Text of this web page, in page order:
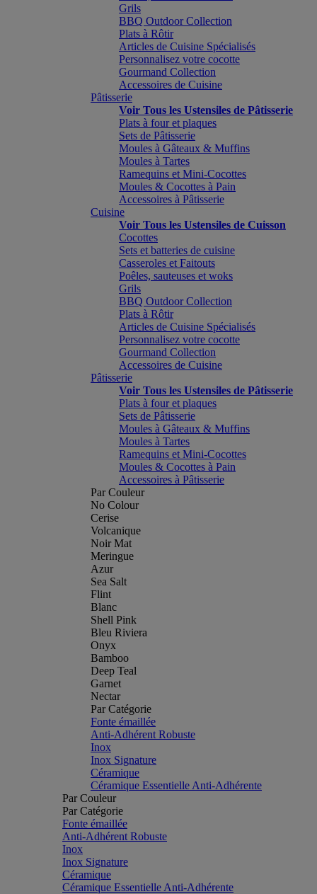
Grils
BBQ Outdoor Collection
Plats à Rôtir
Articles de Cuisine Spécialisés
Personnalisez votre cocotte
Gourmand Collection
Accessoires de Cuisine
Pâtisserie
Voir Tous les Ustensiles de Pâtisserie
Plats à four et plaques
Sets de Pâtisserie
Moules à Gâteaux & Muffins
Moules à Tartes
Ramequins et Mini-Cocottes
Moules & Cocottes à Pain
Accessoires à Pâtisserie
Cuisine
Voir Tous les Ustensiles de Cuisson
Cocottes
Sets et batteries de cuisine
Casseroles et Faitouts
Poêles, sauteuses et woks
Grils
BBQ Outdoor Collection
Plats à Rôtir
Articles de Cuisine Spécialisés
Personnalisez votre cocotte
Gourmand Collection
Accessoires de Cuisine
Pâtisserie
Voir Tous les Ustensiles de Pâtisserie
Plats à four et plaques
Sets de Pâtisserie
Moules à Gâteaux & Muffins
Moules à Tartes
Ramequins et Mini-Cocottes
Moules & Cocottes à Pain
Accessoires à Pâtisserie
Par Couleur
No Colour
Cerise
Volcanique
Noir Mat
Meringue
Azur
Sea Salt
Flint
Blanc
Shell Pink
Bleu Riviera
Onyx
Bamboo
Deep Teal
Garnet
Nectar
Par Catégorie
Fonte émaillée
Anti-Adhérent Robuste
Inox
Inox Signature
Céramique
Céramique Essentielle Anti-Adhérente
Par Couleur
Par Catégorie
Fonte émaillée
Anti-Adhérent Robuste
Inox
Inox Signature
Céramique
Céramique Essentielle Anti-Adhérente